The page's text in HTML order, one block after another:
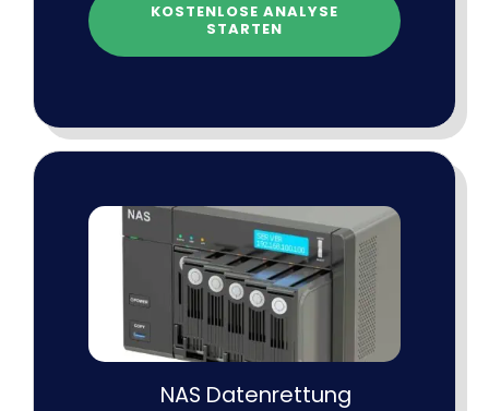
KOSTENLOSE ANALYSE
STARTEN
NAS Datenrettung